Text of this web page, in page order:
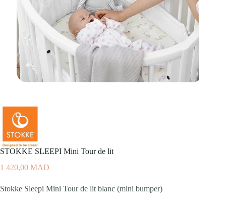
STOKKE SLEEPI Mini Tour de lit
1 420,00 MAD
Stokke Sleepi Mini Tour de lit blanc (mini bumper)